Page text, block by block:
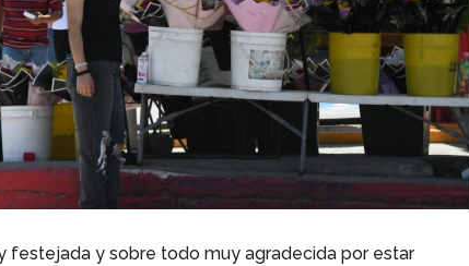
festejada y sobre todo muy agradecida por estar